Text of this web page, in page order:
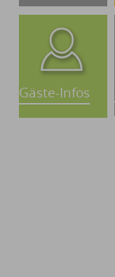
Gäste-Infos